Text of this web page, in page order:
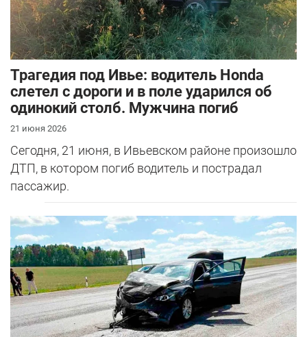
Трагедия под Ивье: водитель Honda
слетел с дороги и в поле ударился об
одинокий столб. Мужчина погиб
21 июня 2026
Сегодня, 21 июня, в Ивьевском районе произошло
ДТП, в котором погиб водитель и пострадал
пассажир.